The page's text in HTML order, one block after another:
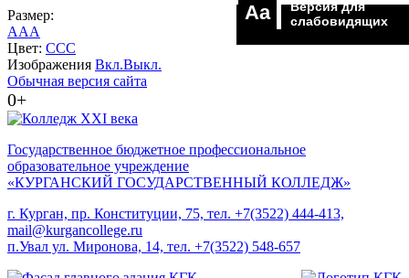
Размер:
AAA
Цвет: CCC
Изображения Вкл.Выкл.
Обычная версия сайта
0+
Aa
Версия для
слабовидящих
Государственное бюджетное профессиональное
образовательное учреждение
«КУРГАНСКИЙ ГОСУДАРСТВЕННЫЙ КОЛЛЕДЖ»
г. Курган, пр. Конституции, 75, тел. +7(3522) 444-413,
mail@kurgancollege.ru
п.Увал ул. Миронова, 14, тел. +7(3522) 548-657